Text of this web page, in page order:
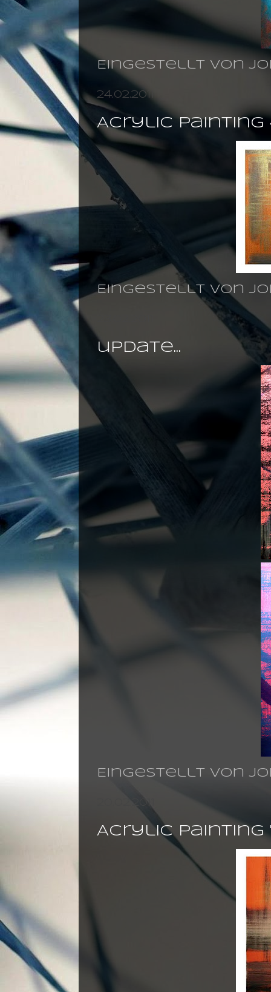
Eingestellt von
24.02.2011
Acrylic painting
Eingestellt von
update...
Eingestellt von
20.02.2011
Acrylic painting